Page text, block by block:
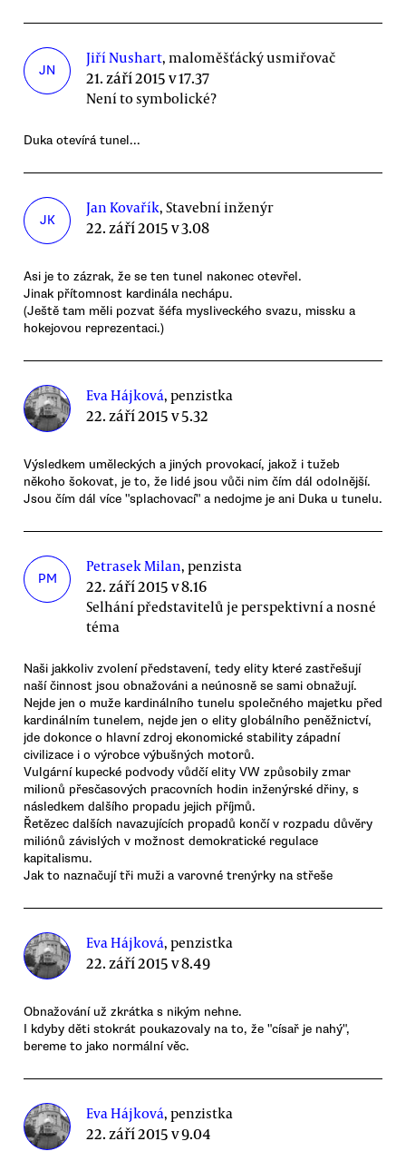
JN
Jiří Nushart, maloměšťácký usmiřovač
21. září 2015 v 17.37
Není to symbolické?
Duka otevírá tunel...
JK
Jan Kovařík, Stavební inženýr
22. září 2015 v 3.08
Asi je to zázrak, že se ten tunel nakonec otevřel.
Jinak přítomnost kardinála nechápu.
(Ještě tam měli pozvat šéfa mysliveckého svazu, missku a
hokejovou reprezentaci.)
Eva Hájková, penzistka
22. září 2015 v 5.32
Výsledkem uměleckých a jiných provokací, jakož i tužeb
někoho šokovat, je to, že lidé jsou vůči nim čím dál odolnější.
Jsou čím dál více "splachovací" a nedojme je ani Duka u tunelu.
PM
Petrasek Milan, penzista
22. září 2015 v 8.16
Selhání představitelů je perspektivní a nosné
téma
Naši jakkoliv zvolení představení, tedy elity které zastřešují
naší činnost jsou obnažováni a neúnosně se sami obnažují.
Nejde jen o muže kardinálního tunelu společného majetku před
kardinálním tunelem, nejde jen o elity globálního peněžnictví,
jde dokonce o hlavní zdroj ekonomické stability západní
civilizace i o výrobce výbušných motorů.
Vulgární kupecké podvody vůdčí elity VW způsobily zmar
milionů přesčasových pracovních hodin inženýrské dřiny, s
následkem dalšího propadu jejich příjmů.
Řetězec dalších navazujících propadů končí v rozpadu důvěry
miliónů závislých v možnost demokratické regulace
kapitalismu.
Jak to naznačují tři muži a varovné trenýrky na střeše
Eva Hájková, penzistka
22. září 2015 v 8.49
Obnažování už zkrátka s nikým nehne.
I kdyby děti stokrát poukazovaly na to, že "císař je nahý",
bereme to jako normální věc.
Eva Hájková, penzistka
22. září 2015 v 9.04